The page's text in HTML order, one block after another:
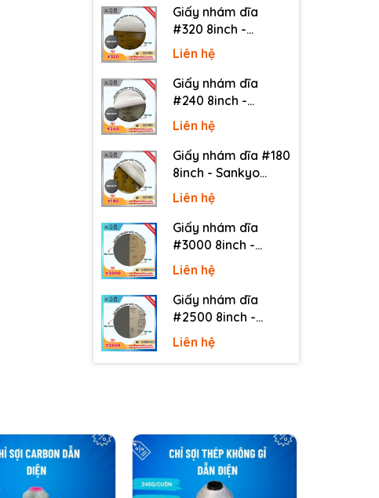
Giấy nhám dĩa
#320 8inch -
Sankyo (Nhật) - Có
keo (PSA)
Liên hệ
Giấy nhám dĩa
#240 8inch -
Sankyo (Nhật) - Có
keo (PSA)
Liên hệ
Giấy nhám dĩa #180
8inch - Sankyo
(Nhật) - Có keo
(PSA)
Liên hệ
Giấy nhám dĩa
#3000 8inch -
Sankyo (Nhật) -
Không keo
Liên hệ
Giấy nhám dĩa
#2500 8inch -
Sankyo (Nhật) -
Không keo
Liên hệ